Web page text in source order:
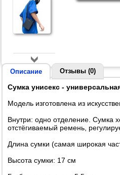
Описание Отзывы (0)
Сумка унисекс -
Модель изготовлена из
Внутри: одно отделение. Сумка
отстёгиваемый ремень,
Длина сумки (самая широкая
Высота сумки: 17 см